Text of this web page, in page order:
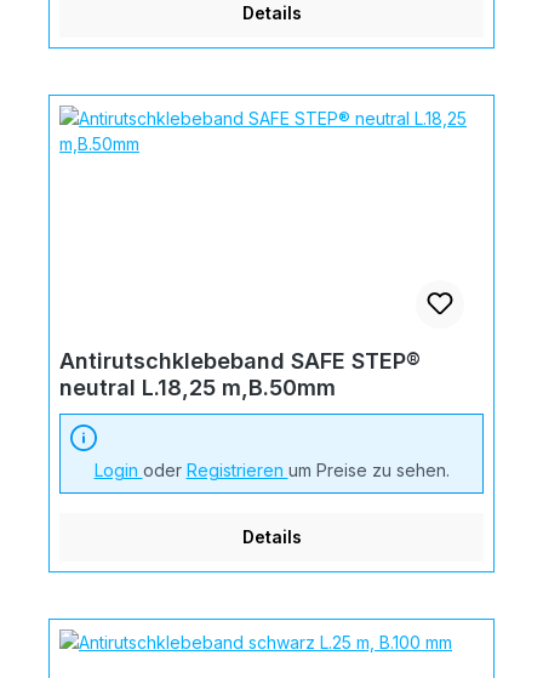
Details
Antirutschklebeband SAFE STEP®
neutral L.18,25 m,B.50mm
Login oder Registrieren um Preise zu sehen.
Details